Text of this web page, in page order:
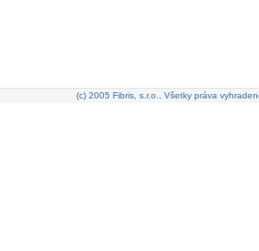
(c) 2005 Fibris, s.r.o., Všetky práva